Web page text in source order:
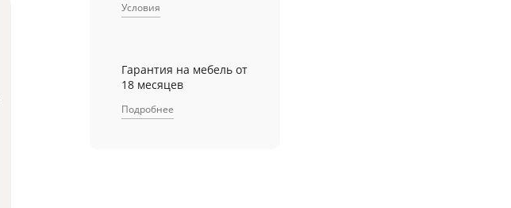
Условия
Гарантия на мебель от
18 месяцев
Подробнее